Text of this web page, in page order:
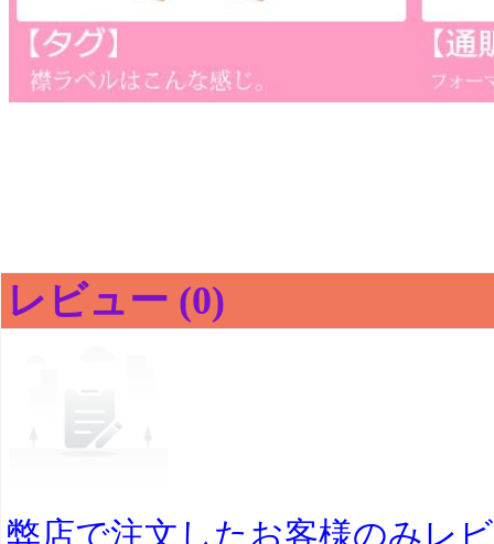
レビュー (0)
弊店で注文したお客様のみレ